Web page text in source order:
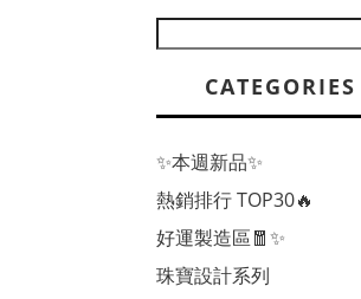
CATEGORIES
✨本週新品✨
熱銷排行 TOP30🔥
好運製造區🧧✨
珠寶設計系列